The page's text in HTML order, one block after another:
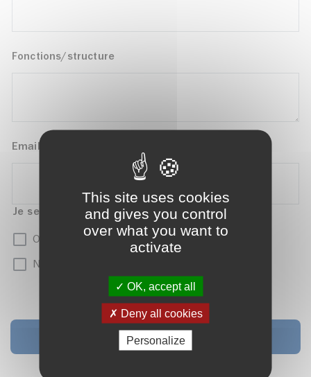
This site uses cookies
and gives you control
over what you want to
activate
OK, accept all
Deny all cookies
Personalize
Fonctions/structure
Email
Je serai présent(e)
OUI
NON
Envoyez